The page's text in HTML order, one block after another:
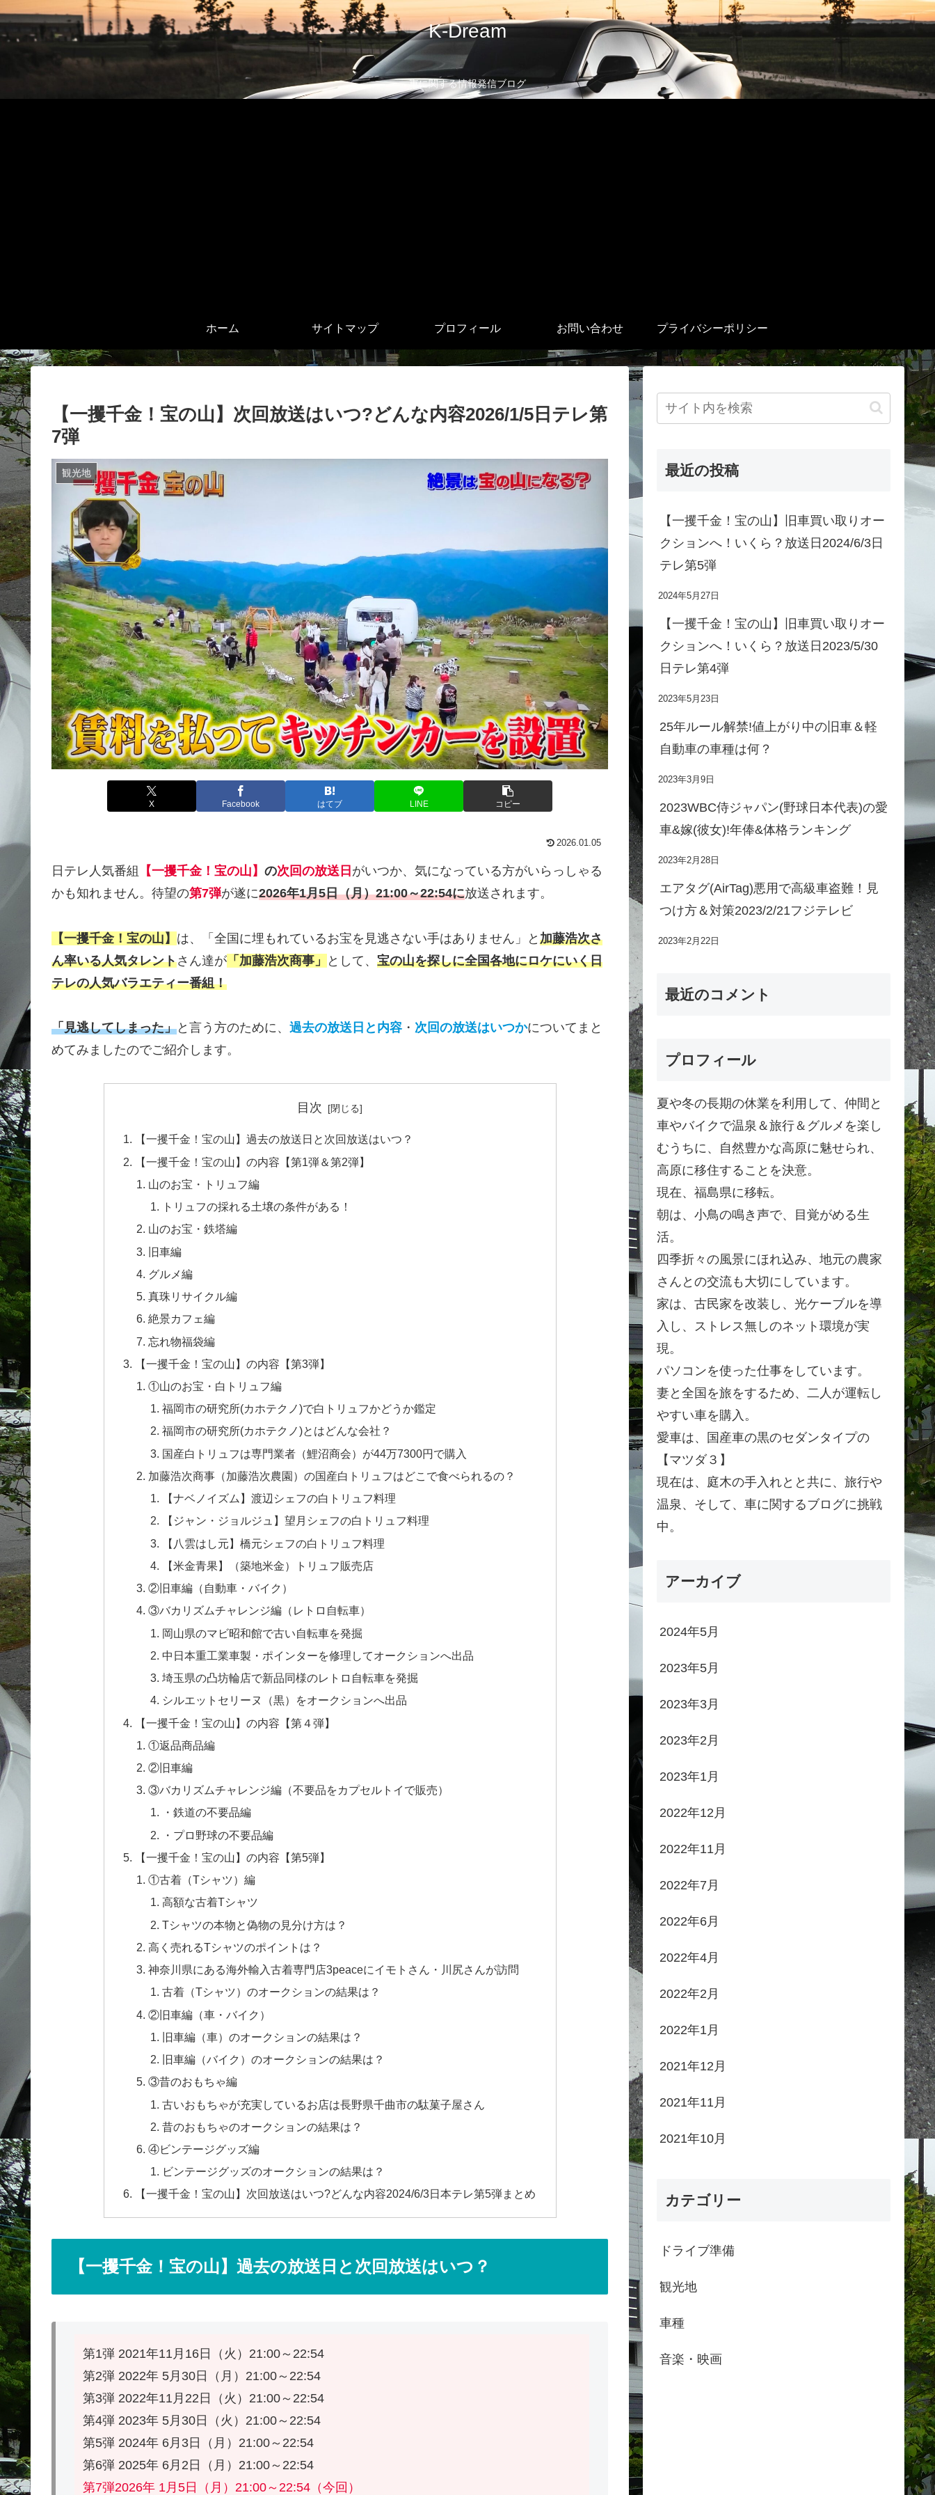
K-Dream
車に関する情報発信ブログ
ホーム サイトマップ プロフィール お問い合わせ プライバシーポリシー
【一攫千金！宝の山】次回放送はいつ?どんな内容2026/1/5日テレ第
7弾
観光地
X Facebook はてブ LINE コピー
2026.01.05
日テレ人気番組 【一攫千金！宝の山】 の次回の放送日 がいつか、気になっている方がいらっしゃる
かも知れません。待望の第7弾が遂に2026年1月5日（月）21:00～22:54に放送されます。
【一攫千金！宝の山】 は、「全国に埋もれているお宝を見逃さない手はありません」と 加藤浩次さ
ん率いる人気タレントさん達が 「加藤浩次商事」 として、 宝の山を探しに全国各地にロケにいく日
テレの人気バラエティー番組！
「見逃してしまった」と言う方のために、 過去の放送日と 内容 ・ 次回の放送はいつかについてまと
めてみましたのでご紹介します。
目次
【一攫千金！宝の山】過去の放送日と次回放送はいつ？
【一攫千金！宝の山】の内容【第1弾＆第2弾】
山のお宝・トリュフ編
トリュフの採れる土壌の条件がある！
山のお宝・鉄塔編
旧車編
グルメ編
真珠リサイクル編
絶景カフェ編
忘れ物福袋編
【一攫千金！宝の山】の内容【第3弾】
①山のお宝・白トリュフ編
福岡市の研究所(カホテクノ)で白トリュフかどうか鑑定
福岡市の研究所(カホテクノ)とはどんな会社？
国産白トリュフは専門業者（鯉沼商会）が44万7300円で購入
加藤浩次商事（加藤浩次農園）の国産白トリュフはどこで食べられるの？
【ナベノイズム】渡辺シェフの白トリュフ料理
【ジャン・ジョルジュ】望月シェフの白トリュフ料理
【八雲はし元】橋元シェフの白トリュフ料理
【米金青果】（築地米金）トリュフ販売店
②旧車編（自動車・バイク）
③バカリズムチャレンジ編（レトロ自転車）
岡山県のマビ昭和館で古い自転車を発掘
中日本重工業車製・ポインターを修理してオークションへ出品
埼玉県の凸坊輪店で新品同様のレトロ自転車を発掘
シルエットセリーヌ（黒）をオークションへ出品
【一攫千金！宝の山】の内容【第４弾】
①返品商品編
②旧車編
③バカリズムチャレンジ編（不要品をカプセルトイで販売）
・鉄道の不要品編
・プロ野球の不要品編
【一攫千金！宝の山】の内容【第5弾】
①古着（Tシャツ）編
高額な古着Tシャツ
Tシャツの本物と偽物の見分け方は？
高く売れるTシャツのポイントは？
神奈川県にある海外輸入古着専門店3peaceにイモトさん・川尻さんが訪問
古着（Tシャツ）のオークションの結果は？
②旧車編（車・バイク）
旧車編（車）のオークションの結果は？
旧車編（バイク）のオークションの結果は？
③昔のおもちゃ編
古いおもちゃが充実しているお店は長野県千曲市の駄菓子屋さん
昔のおもちゃのオークションの結果は？
④ビンテージグッズ編
ビンテージグッズのオークションの結果は？
【一攫千金！宝の山】次回放送はいつ?どんな内容2024/6/3日本テレ第5弾まとめ
【一攫千金！宝の山】過去の放送日と次回放送はいつ？
第1弾 2021年11月16日（火）21:00～22:54
第2弾 2022年 5月30日（月）21:00～22:54
第3弾 2022年11月22日（火）21:00～22:54
第4弾 2023年 5月30日（火）21:00～22:54
第5弾 2024年 6月3日（月）21:00～22:54
第6弾 2025年 6月2日（月）21:00～22:54
第7弾2026年 1月5日（月）21:00～22:54（今回）
最近の投稿
【一攫千金！宝の山】旧車買い取りオー
クションへ！いくら？放送日2024/6/3日
テレ第5弾
2024年5月27日
【一攫千金！宝の山】旧車買い取りオー
クションへ！いくら？放送日2023/5/30
日テレ第4弾
2023年5月23日
25年ルール解禁!値上がり中の旧車＆軽
自動車の車種は何？
2023年3月9日
2023WBC侍ジャパン(野球日本代表)の愛
車&嫁(彼女)!年俸&体格ランキング
2023年2月28日
エアタグ(AirTag)悪用で高級車盗難！見
つけ方＆対策2023/2/21フジテレビ
2023年2月22日
最近のコメント
プロフィール
夏や冬の長期の休業を利用して、仲間と
車やバイクで温泉＆旅行＆グルメを楽し
むうちに、自然豊かな高原に魅せられ、
高原に移住することを決意。
現在、福島県に移転。
朝は、小鳥の鳴き声で、目覚がめる生
活。
四季折々の風景にほれ込み、地元の農家
さんとの交流も大切にしています。
家は、古民家を改装し、光ケーブルを導
入し、ストレス無しのネット環境が実
現。
パソコンを使った仕事をしています。
妻と全国を旅をするため、二人が運転し
やすい車を購入。
愛車は、国産車の黒のセダンタイプの
【マツダ３】
現在は、庭木の手入れとと共に、旅行や
温泉、そして、車に関するブログに挑戦
中。
アーカイブ
2024年5月
2023年5月
2023年3月
2023年2月
2023年1月
2022年12月
2022年11月
2022年7月
2022年6月
2022年4月
2022年2月
2022年1月
2021年12月
2021年11月
2021年10月
カテゴリー
ドライブ準備
観光地
車種
音楽・映画